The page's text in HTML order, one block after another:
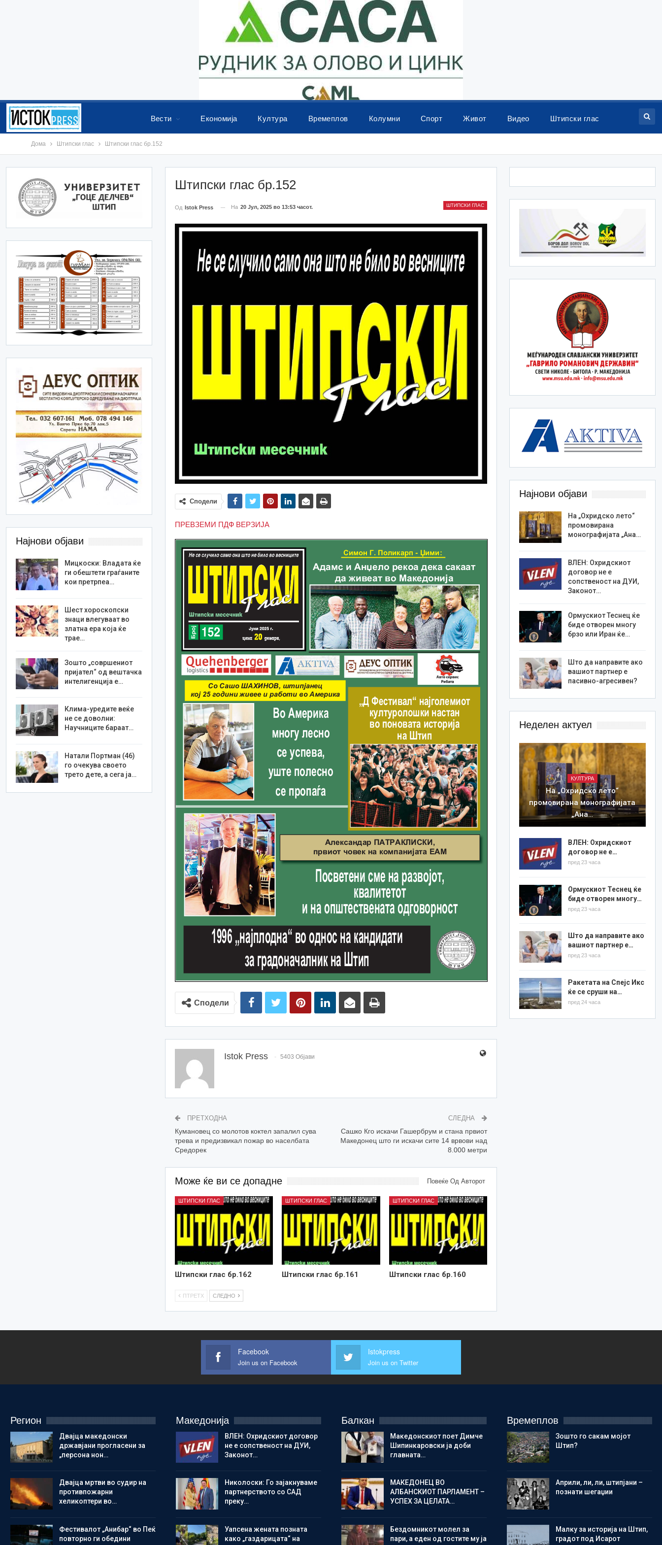
Вести Економија Култура Времеплов Колумни Спорт Живот Видео Штипски глас
Дома Штипски глас Штипски глас бр.152
Штипски глас бр.152
ШТИПСКИ ГЛАС
Од Istok Press На 20 Јул, 2025 во 13:53 часот.
Сподели
ПРЕВЗЕМИ ПДФ ВЕРЗИЈА
Сподели
Istok Press 5403 Објави
ПРЕТХОДНА
Кумановец со молотов коктел запалил сува
трева и предизвикал пожар во населбата
Средорек
СЛЕДНА
Сашко Кго искачи Гашербрум и стана првиот
Македонец што ги искачи сите 14 врвови над
8.000 метри
Може ќе ви се допадне Повеќе Од Авторот
ШТИПСКИ ГЛАС
Штипски глас бр.162
ШТИПСКИ ГЛАС
Штипски глас бр.161
ШТИПСКИ ГЛАС
Штипски глас бр.160
ПТРЕТХ СЛЕДНО
Најнови објави
На „Охридско лето“
промовирана
монографијата „Ана…
ВЛЕН: Охридскиот
договор не е
сопственост на ДУИ,
Законот…
Ормускиот Теснец ќе
биде отворен многу
брзо или Иран ќе…
Што да направите ако
вашиот партнер е
пасивно-агресивен?
Неделен актуел
КУЛТУРА
На „Охридско лето“
промовирана монографијата
„Ана…
ВЛЕН: Охридскиот
договор не е…
пред 23 часа
Ормускиот Теснец ќе
биде отворен многу…
пред 23 часа
Што да направите ако
вашиот партнер е…
пред 23 часа
Ракетата на Спејс Икс
ќе се сруши на…
пред 24 часа
Најнови објави
Мицкоски: Владата ќе
ги обештети граѓаните
кои претрпеа…
Шест хороскопски
знаци влегуваат во
златна ера која ќе
трае…
Зошто „совршениот
пријател“ од вештачка
интелигенција е…
Клима-уредите веќе
не се доволни:
Научниците бараат…
Натали Портман (46)
го очекува своето
трето дете, а сега ја…
Facebook
Join us on Facebook
Istokpress
Join us on Twitter
Регион
Двајца македонски
државјани прогласени за
„персона нон…
Двајца мртви во судир на
противпожарни
хеликоптери во…
Фестивалот „Анибар“ во Пеќ
повторно ги обедини
Македонија
ВЛЕН: Охридскиот договор
не е сопственост на ДУИ,
Законот…
Николоски: Го зајакнуваме
партнерството со САД
преку…
Уапсена жената позната
како „газдарицата“ на
Балкан
Македонскиот поет Димче
Шипинкаровски ја доби
главната…
МАКЕДОНЕЦ ВО
АЛБАНСКИОТ ПАРЛАМЕНТ –
УСПЕХ ЗА ЦЕЛАТА…
Бездомникот молел за
пари, а еден од гостите му ја
Времеплов
Зошто го сакам мојот
Штип?
Aприли, ли, ли, штипјани –
познати шегаџии
Малку за историја на Штип,
градот под Исарот